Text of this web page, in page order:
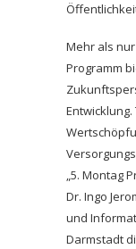
Mehr als
Programm
„5. Montag
Dr. Ingo
und
Darmstadt